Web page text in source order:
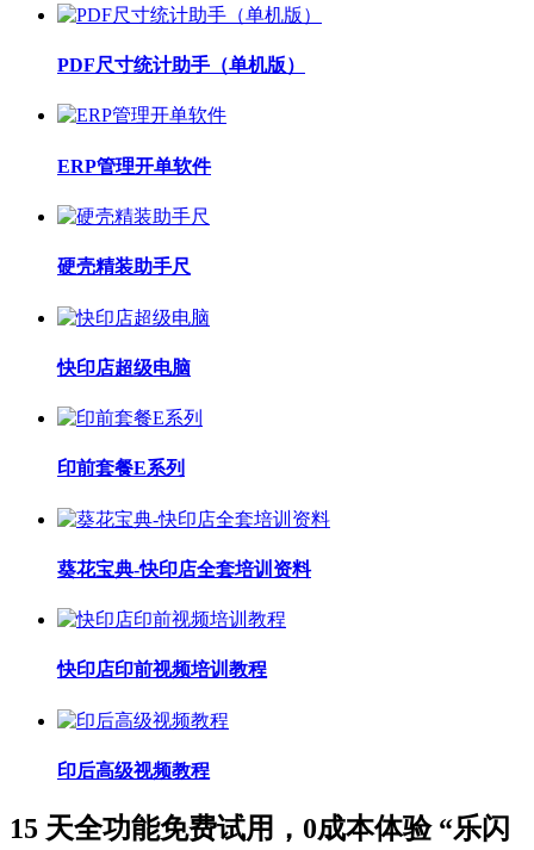
PDF尺寸统计助手（单机版）
ERP管理开单软件
硬壳精装助手尺
快印店超级电脑
印前套餐E系列
葵花宝典-快印店全套培训资料
快印店印前视频培训教程
印后高级视频教程
15 天全功能免费试用，0成本体验 “乐闪